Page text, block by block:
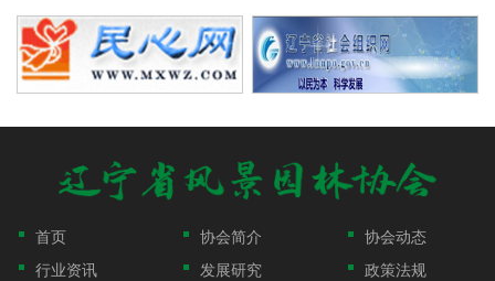
首页 协会简介
协会动态
行业资讯
发展研究
政策法规